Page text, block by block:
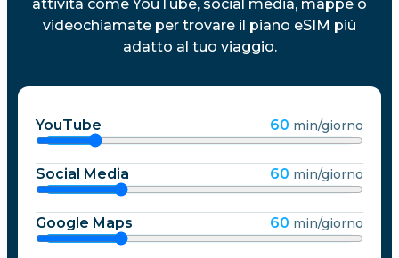
attività come YouTube, social media, mappe o
videochiamate per trovare il piano eSIM più
adatto al tuo viaggio.
YouTube 60 min/giorno
Social Media 60 min/giorno
Google Maps 60 min/giorno